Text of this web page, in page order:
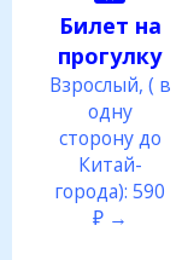
Билет на
прогулку
Взрослый, ( в
одну
сторону до
Китай-
города): 590
₽ →